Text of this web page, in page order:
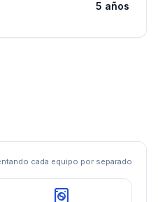
5 años
cada equipo por separado